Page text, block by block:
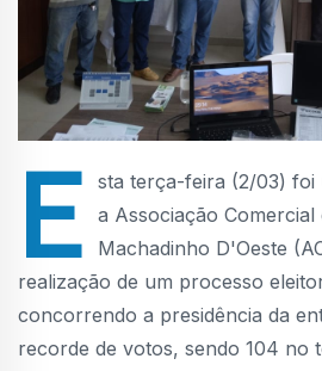
E
sta terça-feira (2/03) foi
a Associação Comercial
Machadinho D'Oeste
realização de um processo
concorrendo a presidência da
recorde de votos, sendo 104 no